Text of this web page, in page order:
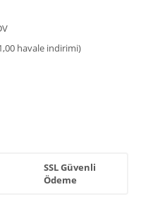
havale indirimi)
SSL Güvenli
Ödeme